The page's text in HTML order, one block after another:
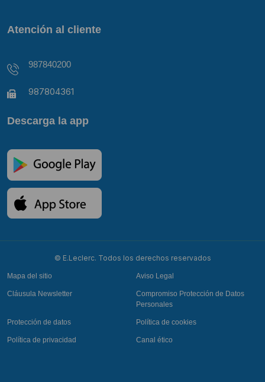
Atención al cliente
987840200
987804361
Descarga la app
© E.Leclerc. Todos los derechos reservados
Mapa del sitio Aviso Legal
Cláusula Newsletter
Compromiso Protección de Datos
Personales
Protección de datos Política de cookies
Política de privacidad Canal ético